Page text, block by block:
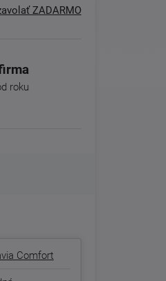
ZADARMO
roku
Comfort